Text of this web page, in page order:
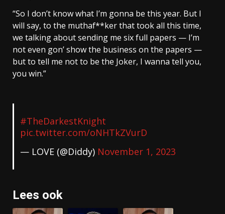
“So I don’t know what I’m gonna be this year. But I
will say, to the muthaf**ker that took all this time,
we talking about sending me six full papers — I’m
not even gon’ show the business on the papers —
but to tell me not to be the Joker, I wanna tell you,
you win.”
#TheDarkestKnight
pic.twitter.com/oNHTkZVurD
— LOVE (@Diddy) November 1, 2023
Lees ook